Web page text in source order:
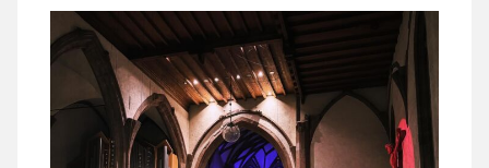
stuttgarter_oratorienchor
März 24